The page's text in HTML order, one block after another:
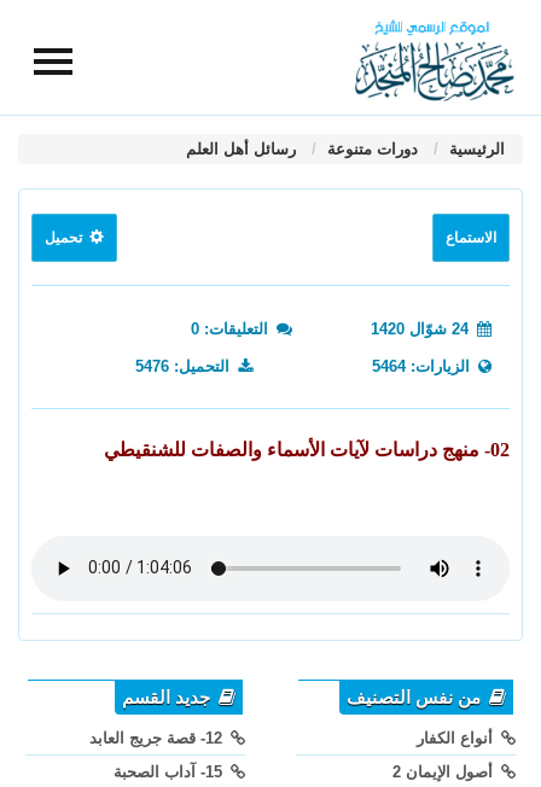
الرئيسية دورات متنوعة رسائل أهل العلم
الاستماع تحميل
24 شوّال 1420 التعليقات: 0
الزيارات: 5464 التحميل: 5476
02- منهج دراسات لآيات الأسماء والصفات للشنقيطي
من نفس التصنيف
أنواع الكفار
أصول الإيمان 2
جديد القسم